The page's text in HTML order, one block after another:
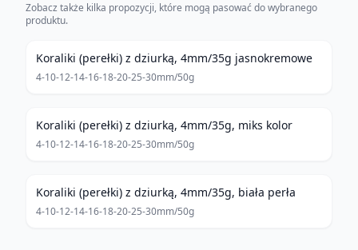
Zobacz także kilka propozycji, które mogą pasować do wybranego
produktu.
Koraliki (perełki) z dziurką, 4mm/35g jasnokremowe
4-10-12-14-16-18-20-25-30mm/50g
Koraliki (perełki) z dziurką, 4mm/35g, miks kolor
4-10-12-14-16-18-20-25-30mm/50g
Koraliki (perełki) z dziurką, 4mm/35g, biała perła
4-10-12-14-16-18-20-25-30mm/50g